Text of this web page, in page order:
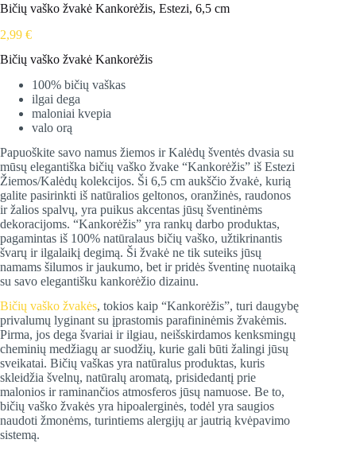
Bičių vaško žvakė Kankorėžis, Estezi, 6,5 cm
2,99 €
Bičių vaško žvakė Kankorėžis
100% bičių vaškas
ilgai dega
maloniai kvepia
valo orą
Papuoškite savo namus žiemos ir Kalėdų šventės dvasia su
mūsų elegantiška bičių vaško žvake “Kankorėžis” iš Estezi
Žiemos/Kalėdų kolekcijos. Ši 6,5 cm aukščio žvakė, kurią
galite pasirinkti iš natūralios geltonos, oranžinės, raudonos
ir žalios spalvų, yra puikus akcentas jūsų šventinėms
dekoracijoms. “Kankorėžis” yra rankų darbo produktas,
pagamintas iš 100% natūralaus bičių vaško, užtikrinantis
švarų ir ilgalaikį degimą. Ši žvakė ne tik suteiks jūsų
namams šilumos ir jaukumo, bet ir pridės šventinę nuotaiką
su savo elegantišku kankorėžio dizainu.
Bičių vaško žvakės, tokios kaip “Kankorėžis”, turi daugybę
privalumų lyginant su įprastomis parafininėmis žvakėmis.
Pirma, jos dega švariai ir ilgiau, neišskirdamos kenksmingų
cheminių medžiagų ar suodžių, kurie gali būti žalingi jūsų
sveikatai. Bičių vaškas yra natūralus produktas, kuris
skleidžia švelnų, natūralų aromatą, prisidedantį prie
malonios ir raminančios atmosferos jūsų namuose. Be to,
bičių vaško žvakės yra hipoalerginės, todėl yra saugios
naudoti žmonėms, turintiems alergijų ar jautrią kvėpavimo
sistemą.